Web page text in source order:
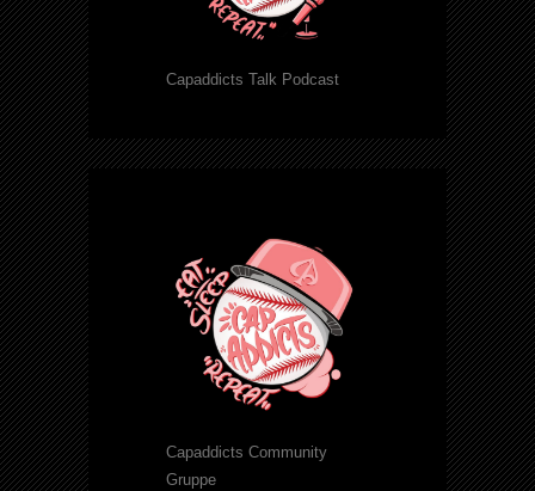
Capaddicts Talk Podcast
Capaddicts Community
Gruppe